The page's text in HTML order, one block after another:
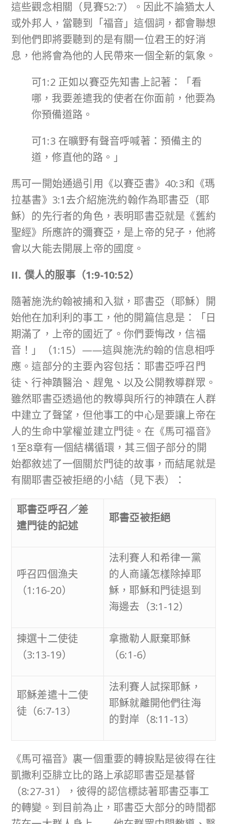
這些觀念相關（見賽52:7）。因此不論猶太人
或外邦人，當聽到「福音」這個詞，都會聯想
到他們即將要聽到的是有關一位君王的好消
息，他將會為他的人民帶來一個全新的氣象。
可1:2 正如以賽亞先知書上記著：「看
哪，我要差遣我的使者在你面前，他要為
你預備道路。
可1:3 在曠野有聲音呼喊著：預備主的
道，修直他的路。」
馬可一開始通過引用《以賽亞書》40:3和《瑪
拉基書》3:1去介紹施洗約翰作為耶書亞（耶
穌）的先行者的角色，表明耶書亞就是《舊約
聖經》所應許的彌賽亞，是上帝的兒子，他將
會以大能去開展上帝的國度。
II. 僕人的服事（1:9-10:52）
隨著施洗約翰被捕和入獄，耶書亞（耶穌）開
始他在加利利的事工，他的開篇信息是：「日
期滿了，上帝的國近了。你們要悔改，信福
音！」（1:15）——這與施洗約翰的信息相呼
應。這部分的主要內容包括：耶書亞呼召門
徒、行神蹟醫治、趕鬼、以及公開教導群眾。
雖然耶書亞透過他的教導與所行的神蹟在人群
中建立了聲望，但他事工的中心是要讓上帝在
人的生命中掌權並建立門徒。在《馬可福音》
1至8章有一個結構循環，其三個子部分的開
始都敘述了一個關於門徒的故事，而結尾就是
有關耶書亞被拒絕的小結（見下表）：
耶書亞呼召／差
遣門徒的記述
耶書亞被拒絕
呼召四個漁夫
（1:16-20）
法利賽人和希律一黨
的人商議怎樣除掉耶
穌，耶穌和門徒退到
海邊去（3:1-12）
揀選十二使徒
（3:13-19）
拿撒勒人厭棄耶穌
（6:1-6）
耶穌差遣十二使
徒（6:7-13）
法利賽人試探耶穌，
耶穌就離開他們往海
的對岸（8:11-13）
《馬可福音》裏一個重要的轉捩點是彼得在往
凱撒利亞腓立比的路上承認耶書亞是基督
（8:27-31），彼得的認信標誌著耶書亞事工
的轉變。到目前為止，耶書亞大部分的時間都